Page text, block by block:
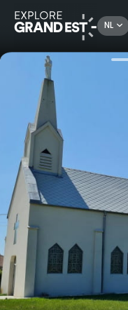
NL
Kijk je ogen uit in de Grand